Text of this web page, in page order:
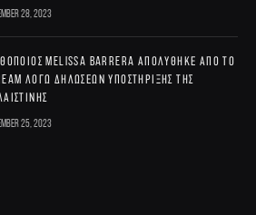
28, 2023
Melissa Barrera απολύθηκε από το
λόγω δηλώσεων υποστήριξης της
25, 2023